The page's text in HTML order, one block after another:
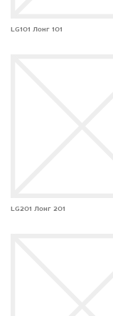
LG101 Лонг 101
LG201 Лонг 201